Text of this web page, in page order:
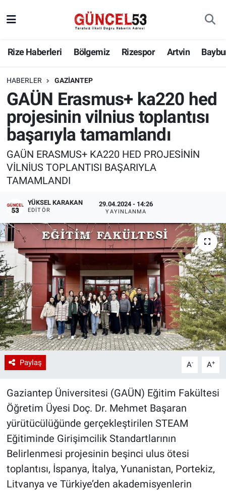
Rize Haberleri Bölgemiz Rizespor Artvin
HABERLER GAZIANTEP
GAÜN Erasmus+ ka220 hed
projesinin vilnius toplantısı
başarıyla tamamlandı
GAÜN ERASMUS+ KA220 HED PROJESİNİN
VİLNİUS TOPLANTISI BAŞARIYLA
TAMAMLANDI
YÜKSEL KARAKAN
EDITÖR
29.04.2024 - 14:26
YAYINLANMA
Paylaş A- A+
Gaziantep Üniversitesi (GAÜN) Eğitim Fakültesi
Öğretim Üyesi Doç. Dr. Mehmet Başaran
yürütücülüğünde gerçekleştirilen STEAM
Eğitiminde Girişimcilik Standartlarının
Belirlenmesi projesinin beşinci ulus ötesi
toplantısı, İspanya, İtalya, Yunanistan, Portekiz,
Litvanya ve Türkiye’den akademisyenlerin